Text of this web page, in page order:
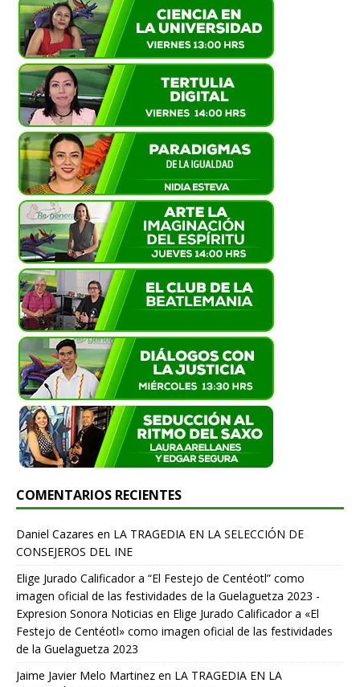
COMENTARIOS RECIENTES
Daniel Cazares en LA TRAGEDIA EN LA SELECCIÓN DE
CONSEJEROS DEL INE
Elige Jurado Calificador a “El Festejo de Centéotl” como
imagen oficial de las festividades de la Guelaguetza 2023 -
Expresion Sonora Noticias en Elige Jurado Calificador a «El
Festejo de Centéotl» como imagen oficial de las festividades
de la Guelaguetza 2023
Jaime Javier Melo Martinez en LA TRAGEDIA EN LA